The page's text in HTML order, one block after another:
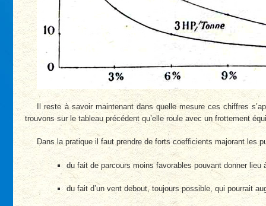
Il reste à savoir maintenant dans quelle mesure ces chiffres
trouvons sur le tableau précédent qu’elle roule avec un frottement
Dans la pratique il faut prendre de forts coefficients majorant les
du fait de parcours moins favorables pouvant donner
du fait d’un vent debout, toujours possible, qui pourrait